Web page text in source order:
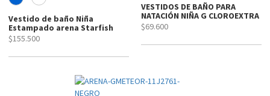
Vestido de baño Niña
Estampado arena Starfish
$155.500
VESTIDOS DE BAÑO PARA
NATACIÓN NIÑA G CLOROEXTRA
$69.600